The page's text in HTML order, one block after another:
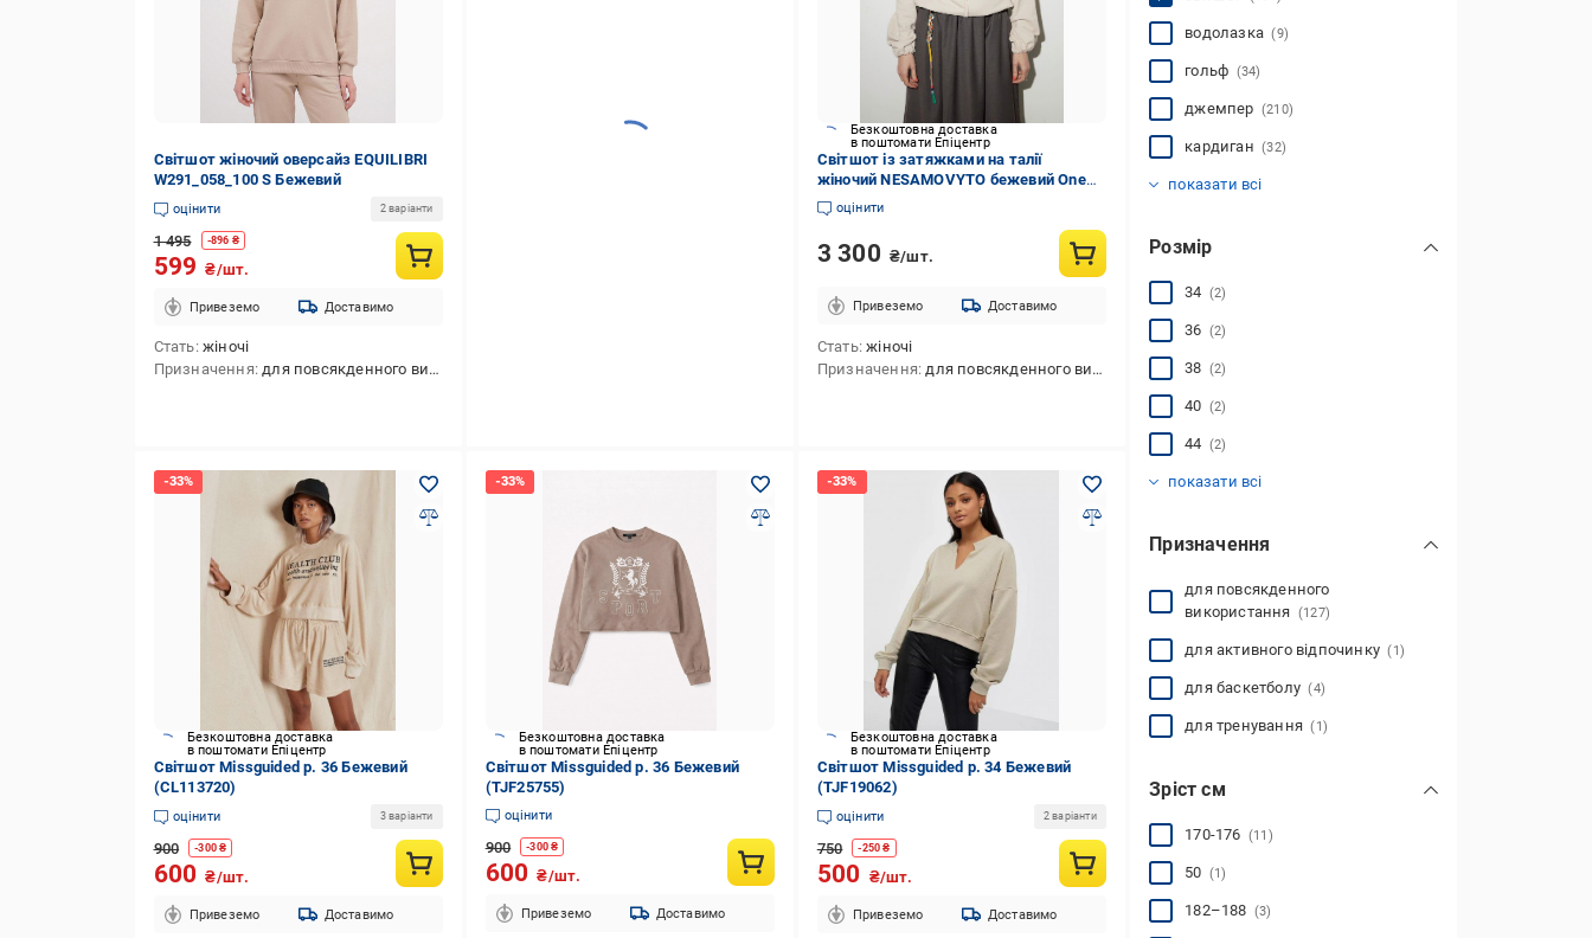
Світшот жіночий оверсайз EQUILIBRI
W291_058_100 S Бежевий
оцінити 2 варіанти
1 495 -896 ₴
599 ₴/шт.
Привеземо Доставимо
Стать жіночі
Призначення для повсякденного використання
Безкоштовна доставка
в поштомати Епіцентр
Світшот із затяжками на талії
жіночий NESAMOVYTO бежевий One
sizeоцінити
3 300 ₴/шт.
Привеземо Доставимо
Стать жіночі
Призначення для повсякденного використання
Безкоштовна доставка
в поштомати Епіцентр
Світшот Missguided р. 36 Бежевий
(CL113720)
оцінити 3 варіанти
900 -300₴
600 ₴/шт.
Привеземо Доставимо
Безкоштовна доставка
в поштомати Епіцентр
Світшот Missguided р. 36 Бежевий
(TJF25755)
оцінити
900 -300 ₴
600 ₴/шт.
Привеземо Доставимо
Безкоштовна доставка
в поштомати Епіцентр
Світшот Missguided р. 34 Бежевий
(TJF19062)
оцінити 2 варіанти
750 -250 ₴
500 ₴/шт.
Привеземо Доставимо
водолазка(9)
гольф (34)
джемпер (210)
кардиган(32)
показати всі
Розмір
34 (2)
36 (2)
38 (2)
40 (2)
44 (2)
показати всі
Призначення
для повсякденного
використання (127)
для активного відпочинку(1)
для баскетболу(4)
для тренування(1)
Зріст см
170-176 (11)
50 (1)
182–188 (3)